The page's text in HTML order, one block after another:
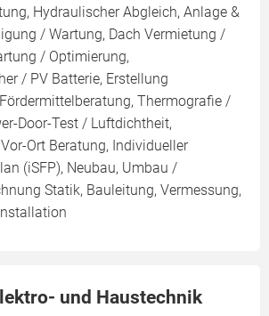
Hydraulischer Abgleich, Anlage &
/ Wartung, Dach Vermietung /
/ Optimierung,
/ PV Batterie, Erstellung
Thermografie /
Door-Test / Luftdichtheit,
Ort Beratung, Individueller
(iSFP), Neubau, Umbau /
Statik, Bauleitung, Vermessung,
und Haustechnik